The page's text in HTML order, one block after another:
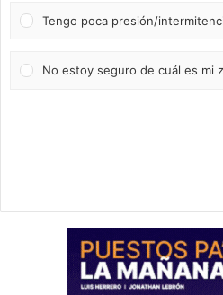
Tengo poca presión/
No estoy seguro de cuál es mi